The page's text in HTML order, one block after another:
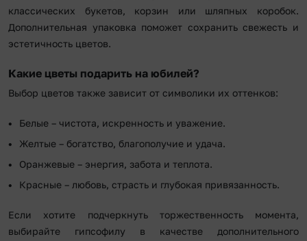
классических букетов, корзин или шляпных коробок.
Дополнительная упаковка поможет сохранить свежесть и
эстетичность цветов.
Какие цветы подарить на юбилей?
Выбор цветов также зависит от символики их оттенков:
Белые – чистота, искренность и уважение.
Желтые – богатство, благополучие и удача.
Оранжевые – энергия, забота и теплота.
Красные – любовь, страсть и глубокая привязанность.
Если хотите подчеркнуть торжественность момента,
выбирайте гипсофилу в качестве дополнительного